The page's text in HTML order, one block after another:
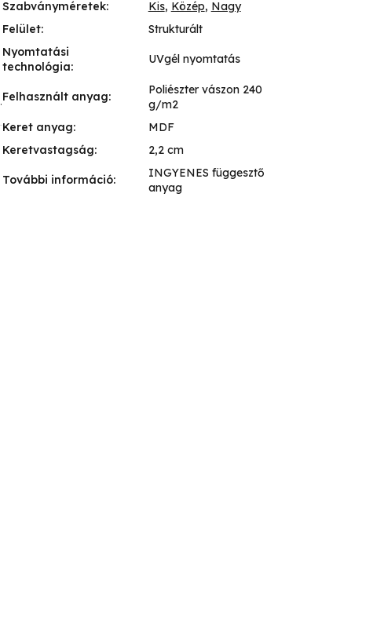
.
Szabványméretek: Kis, Közép, Nagy
Felület:
Strukturált
Nyomtatási
technológia:
UVgél nyomtatás
Felhasznált anyag:
Poliészter vászon 240
g/m2
Keret anyag:
MDF
Keretvastagság: 2,2 cm
További információ:
INGYENES függesztő
anyag